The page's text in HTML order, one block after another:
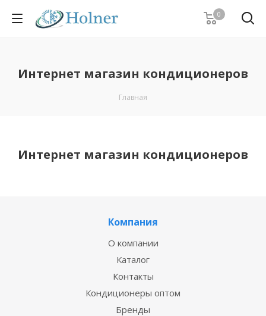
0
Интернет магазин кондиционеров
Главная
Интернет магазин кондиционеров
Компания
О компании
Каталог
Контакты
Кондиционеры оптом
Бренды